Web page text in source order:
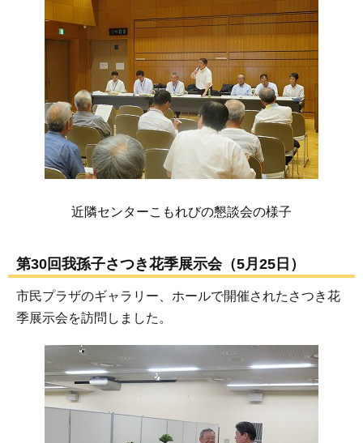
近隣センターこもれびの懇談会の様子
第30回我孫子さつき花季展示会（5月25日）
市民プラザのギャラリー、ホールで開催されたさつき花
季展示会を訪問しました。